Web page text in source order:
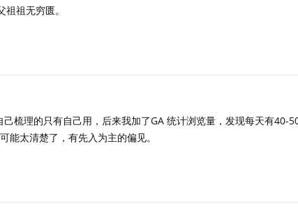
祖无穷匮。
己梳理的只有自己用，后来我加了GA 统计浏览量，发现每天有40-
能太清楚了，有先入为主的偏见。